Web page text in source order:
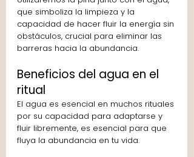
que simboliza la limpieza y la
capacidad de hacer fluir la energía sin
obstáculos, crucial para eliminar las
barreras hacia la abundancia.
Beneficios del agua en el
ritual
El agua es esencial en muchos rituales
por su capacidad para adaptarse y
fluir libremente, es esencial para que
fluya la abundancia en tu vida.